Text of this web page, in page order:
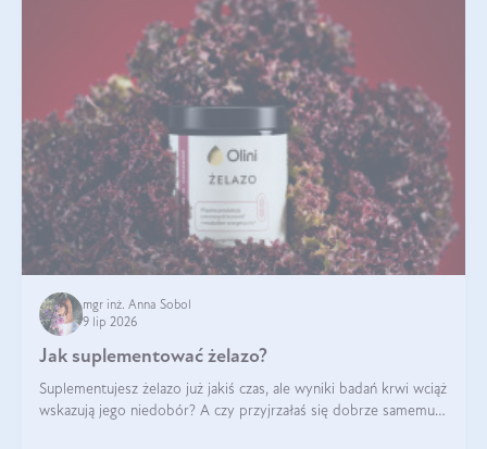
mgr inż. Anna Sobol
9 lip 2026
Jak suplementować żelazo?
Suplementujesz żelazo już jakiś czas, ale wyniki badań krwi wciąż
wskazują jego niedobór? A czy przyjrzałaś się dobrze samemu